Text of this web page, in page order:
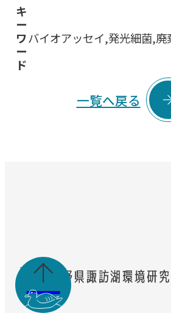
キ
ー
ワ
ー
ド
バイオアッセイ,発光細菌,
一覧へ戻る
